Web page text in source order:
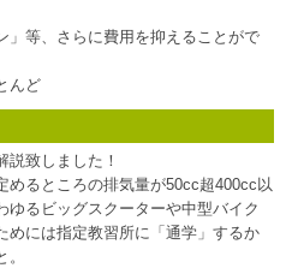
」等、さらに費用を抑えることがで
んど
説致しました！
めるところの排気量が50cc超400cc以
るビッグスクーターや中型バイク
めには指定教習所に「通学」するか